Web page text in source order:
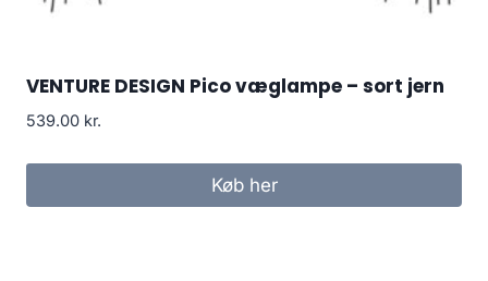
VENTURE DESIGN Pico væglampe – sort jern
539.00 kr.
Køb her